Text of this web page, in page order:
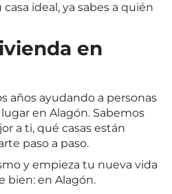
ideal, ya sabes a quién
en
años ayudando a personas
en Alagón. Sabemos
a ti, qué casas están
paso a paso.
y empieza tu nueva vida
bien: en Alagón.